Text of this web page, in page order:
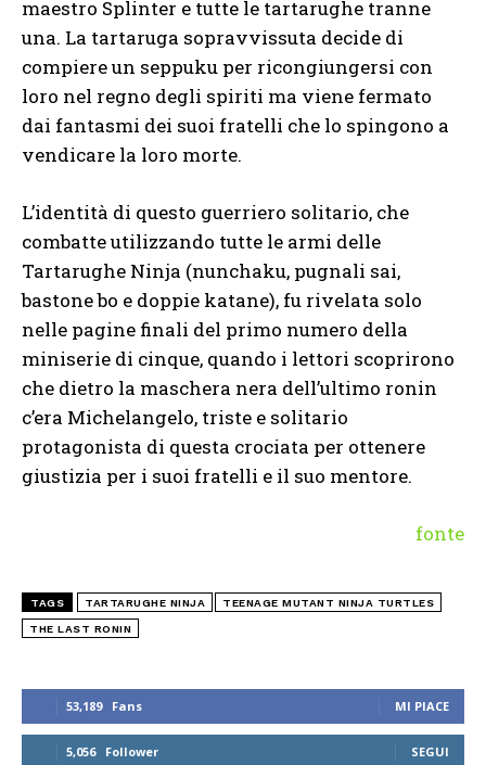
53,189 Fans MI PIACE
5,056 Follower SEGUI
maestro Splinter e tutte le tartarughe tranne
una. La tartaruga sopravvissuta decide di
compiere un seppuku per ricongiungersi con
loro nel regno degli spiriti ma viene fermato
dai fantasmi dei suoi fratelli che lo spingono a
vendicare la loro morte.
L’identità di questo guerriero solitario, che
combatte utilizzando tutte le armi delle
Tartarughe Ninja (nunchaku, pugnali sai,
bastone bo e doppie katane), fu rivelata solo
nelle pagine finali del primo numero della
miniserie di cinque, quando i lettori scoprirono
che dietro la maschera nera dell’ultimo ronin
c’era Michelangelo, triste e solitario
protagonista di questa crociata per ottenere
giustizia per i suoi fratelli e il suo mentore.
fonte
TAGS TARTARUGHE NINJA TEENAGE MUTANT NINJA TURTLES
THE LAST RONIN